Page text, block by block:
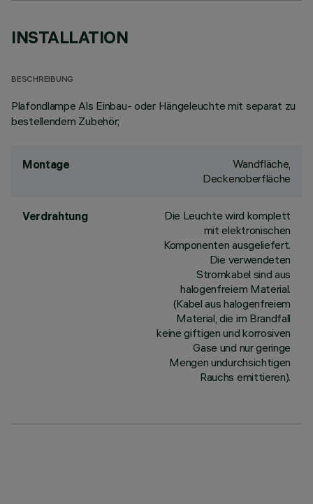
INSTALLATION
BESCHREIBUNG
Plafondlampe Als Einbau- oder Hängeleuchte mit separat zu
bestellendem Zubehör;
Montage
Wandfläche,
Deckenoberfläche
Verdrahtung
Die Leuchte wird komplett
mit elektronischen
Komponenten ausgeliefert.
Die verwendeten
Stromkabel sind aus
halogenfreiem Material.
(Kabel aus halogenfreiem
Material, die im Brandfall
keine giftigen und korrosiven
Gase und nur geringe
Mengen undurchsichtigen
Rauchs emittieren).